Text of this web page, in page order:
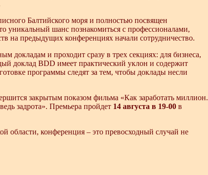
Балтийского моря и полностью посвящен
шанс познакомиться с профессионалами,
на предыдущих конференциях начали сотрудничество.
докладам и проходит сразу в трех секциях: для бизнеса,
доклад BDD имеет практический уклон и содержит
программы следят за тем, чтобы доклады несли
закрытым показом фильма «Как заработать миллион.
задрота». Премьера пройдет 14 августа в 19-00в
области, конференция – это превосходный случай не